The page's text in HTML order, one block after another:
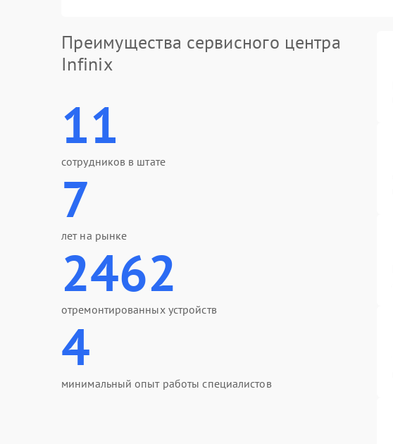
Преимущества сервисного центра
Infinix
11
сотрудников в штате
7
лет на рынке
2462
отремонтированных устройств
4
минимальный опыт работы специалистов